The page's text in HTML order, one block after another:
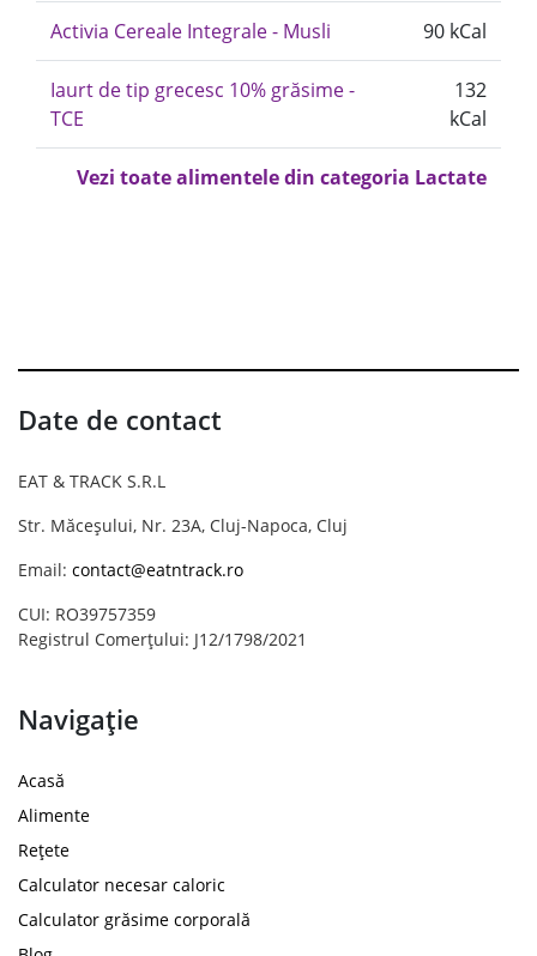
Activia Cereale Integrale - Musli 90 kCal
Iaurt de tip grecesc 10% grăsime -
TCE
132
kCal
Vezi toate alimentele din categoria Lactate
Date de contact
EAT & TRACK S.R.L
Str. Măceșului, Nr. 23A, Cluj-Napoca, Cluj
Email: contact@eatntrack.ro
CUI: RO39757359
Registrul Comerțului: J12/1798/2021
Navigație
Acasă
Alimente
Rețete
Calculator necesar caloric
Calculator grăsime corporală